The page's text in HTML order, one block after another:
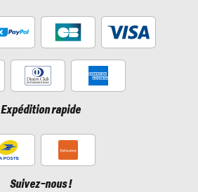
Expédition rapide
Suivez-nous !